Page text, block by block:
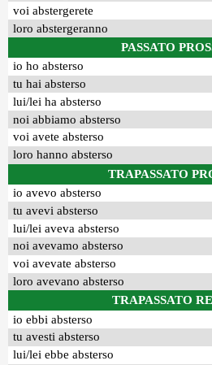
voi abstergerete
loro abstergeranno
PASSATO
io ho absterso
tu hai absterso
lui/lei ha absterso
noi abbiamo absterso
voi avete absterso
loro hanno absterso
TRAPASSATO
io avevo absterso
tu avevi absterso
lui/lei aveva absterso
noi avevamo absterso
voi avevate absterso
loro avevano absterso
TRAPASSATO
io ebbi absterso
tu avesti absterso
lui/lei ebbe absterso